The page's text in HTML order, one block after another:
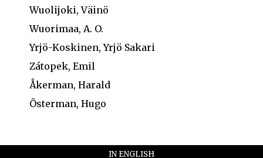
Wuolijoki, Väinö
Wuorimaa, A. O.
Yrjö-Koskinen, Yrjö Sakari
Zátopek, Emil
Åkerman, Harald
Österman, Hugo
IN ENGLISH